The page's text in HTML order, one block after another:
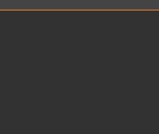
informasjon og